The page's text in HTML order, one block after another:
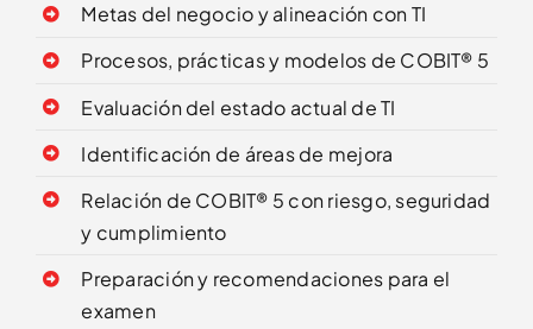
Metas del negocio y alineación con TI
Procesos, prácticas y modelos de COBIT® 5
Evaluación del estado actual de TI
Identificación de áreas de mejora
Relación de COBIT® 5 con riesgo, seguridad
y cumplimiento
Preparación y recomendaciones para el
examen